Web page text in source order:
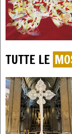
TUTTE LE